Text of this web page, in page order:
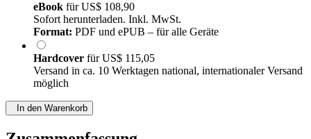
eBook fürUS$ 108,90
Sofort herunterladen. Inkl. MwSt.
Format: PDF und ePUB – für alle Geräte
Hardcover fürUS$ 115,05
Versand in ca. 10 Werktagen national, internationaler Versand
möglich
In den Warenkorb